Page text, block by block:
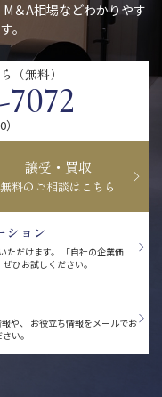
＆A相場などわかりやす
。
（無料）
譲受・買収
無料のご相談はこちら
ション
だけます。
「自社の企業価
ぜひお試しください。
や、
お役立ち情報をメールでお
い。